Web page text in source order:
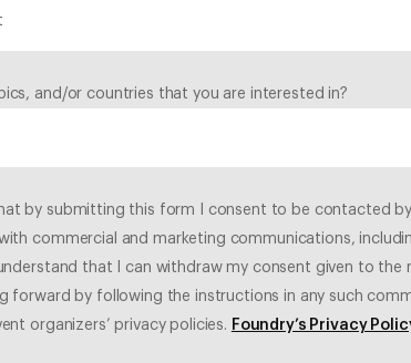
and/or countries that you are interested in?
by submitting this form I consent to be contacted
commercial and marketing communications,
that I can withdraw my consent given to the
forward by following the instructions in any such
organizers’ privacy policies. Foundry’s Privacy